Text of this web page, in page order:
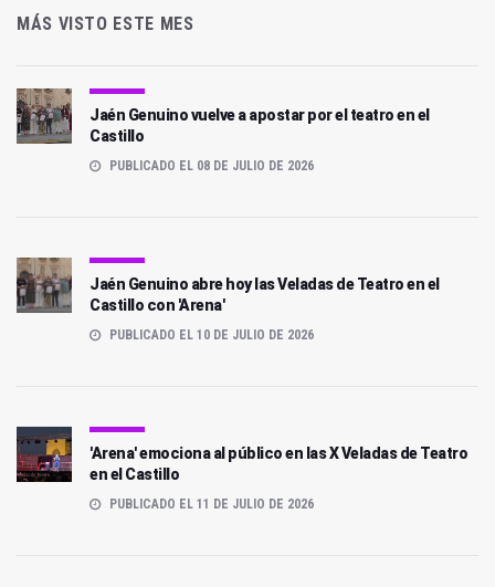
MÁS VISTO ESTE MES
Jaén Genuino vuelve a apostar por el teatro en el
Castillo
PUBLICADO EL 08 DE JULIO DE 2026
Jaén Genuino abre hoy las Veladas de Teatro en el
Castillo con 'Arena'
PUBLICADO EL 10 DE JULIO DE 2026
'Arena' emociona al público en las X Veladas de Teatro
en el Castillo
PUBLICADO EL 11 DE JULIO DE 2026